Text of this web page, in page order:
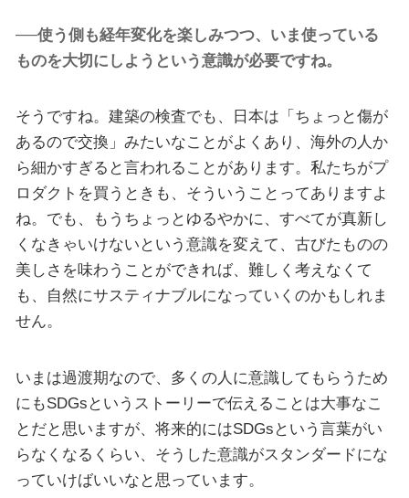
──使う側も経年変化を楽しみつつ、いま使っている
ものを大切にしようという意識が必要ですね。
そうですね。建築の検査でも、日本は「ちょっと傷が
あるので交換」みたいなことがよくあり、海外の人か
ら細かすぎると言われることがあります。私たちがプ
ロダクトを買うときも、そういうことってありますよ
ね。でも、もうちょっとゆるやかに、すべてが真新し
くなきゃいけないという意識を変えて、古びたものの
美しさを味わうことができれば、難しく考えなくて
も、自然にサスティナブルになっていくのかもしれま
せん。
いまは過渡期なので、多くの人に意識してもらうため
にもSDGsというストーリーで伝えることは大事なこ
とだと思いますが、将来的にはSDGsという言葉がい
らなくなるくらい、そうした意識がスタンダードにな
っていけばいいなと思っています。